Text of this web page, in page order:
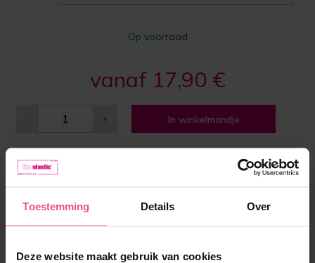
Toestemming Details Over
Deze website maakt gebruik van cookies
Op voorraad
vanaf 17,90 €
- + In winkelmandje